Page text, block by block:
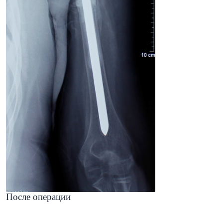
После операции